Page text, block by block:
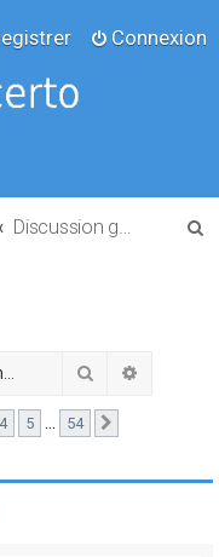
Connexion
Rechercher
4 5 … 54